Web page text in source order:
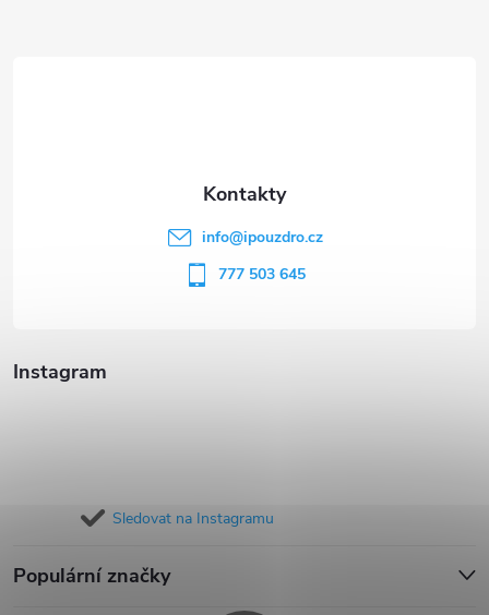
Instagram
Sledovat na Instagramu
Populární značky
info@ipouzdro.cz
777 503 645